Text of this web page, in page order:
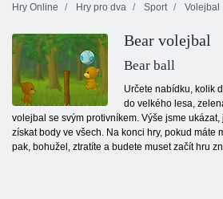
Hry Online
Hry pro dva Sport Volejbal
Bear volejbal
Bear ball
Určete nabídku, kolik
do velkého lesa,
volejbal se svým protivníkem. Výše jsme
získat body ve všech. Na konci hry, pokud máte
pak, bohužel, ztratíte a budete muset začít hru